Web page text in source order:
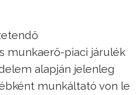
munkaerő-piaci járulék
alapján jelenleg
munkáltató von le